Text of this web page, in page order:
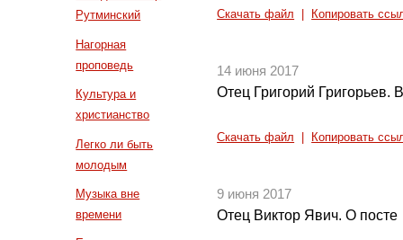
Рутминский
Нагорная
проповедь
Культура и
христианство
Легко ли быть
молодым
Музыка вне
времени
Скачать файл Копировать
14 июня 2017
Отец Григорий Григорьев.
Скачать файл Копировать
9 июня 2017
Отец Виктор Явич. О посте